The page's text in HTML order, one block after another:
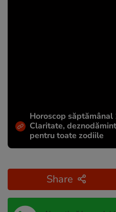
Horoscop
Claritate,
pentru toate zodiile
Share